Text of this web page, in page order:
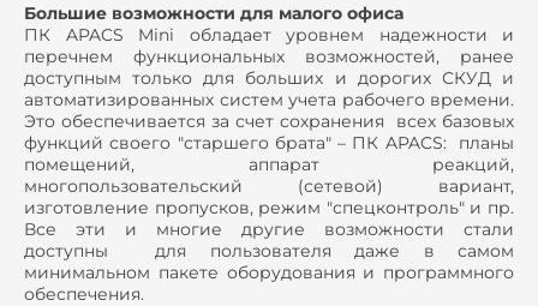
Большие возможности для малого офиса
ПК APACS Mini обладает уровнем надежности и
перечнем функциональных возможностей, ранее
доступным только для больших и дорогих СКУД и
автоматизированных систем учета рабочего времени.
Это обеспечивается за счет сохранения всех базовых
функций своего "старшего брата" – ПК APACS: планы
помещений, аппарат реакций,
многопользовательский (сетевой) вариант,
изготовление пропусков, режим "спецконтроль" и пр.
Все эти и многие другие возможности стали
доступны для пользователя даже в самом
минимальном пакете оборудования и программного
обеспечения.